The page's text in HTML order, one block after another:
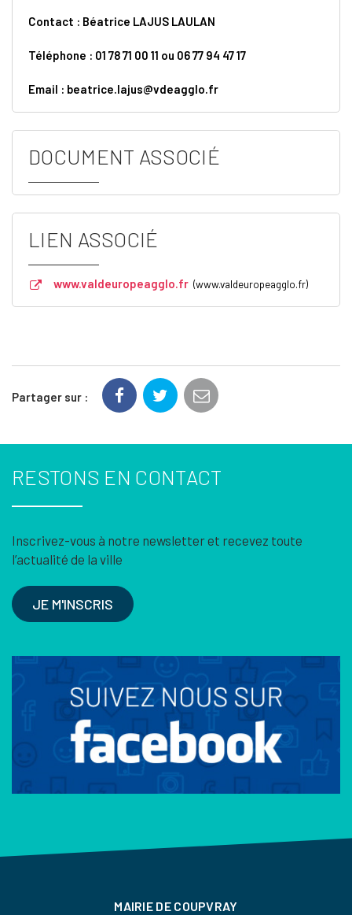
Contact : Béatrice LAJUS LAULAN
Téléphone : 01 78 71 00 11 ou 06 77 94 47 17
Email : beatrice.lajus@vdeagglo.fr
DOCUMENT ASSOCIÉ
LIEN ASSOCIÉ
www.valdeuropeagglo.fr www.valdeuropeagglo.fr
Partager sur :
RESTONS EN CONTACT
Inscrivez-vous à notre newsletter et recevez toute
l’actualité de la ville
JE M'INSCRIS
MAIRIE DE COUPVRAY